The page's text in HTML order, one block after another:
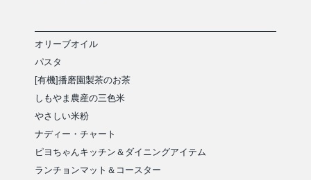
オリーブオイル
パスタ
[有機]播磨園製茶のお茶
しもやま農産の三色米
やさしい米粉
ナディー・チャート
ピヨちゃんキッチン＆ダイニングアイテム
ランチョンマット＆コースター